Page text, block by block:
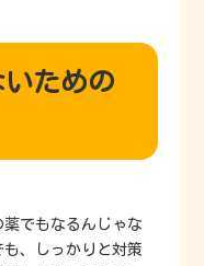
ための
でもなるんじゃな
、しっかりと対策